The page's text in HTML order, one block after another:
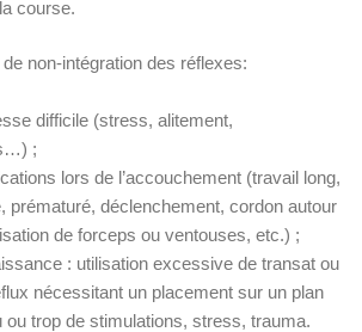
course.
non-intégration des réflexes:
difficile (stress, alitement,
;
lors de l’accouchement (travail long,
prématuré, déclenchement, cordon autour
de forceps ou ventouses, etc.) ;
: utilisation excessive de transat ou
nécessitant un placement sur un plan
ou trop de stimulations, stress, trauma.